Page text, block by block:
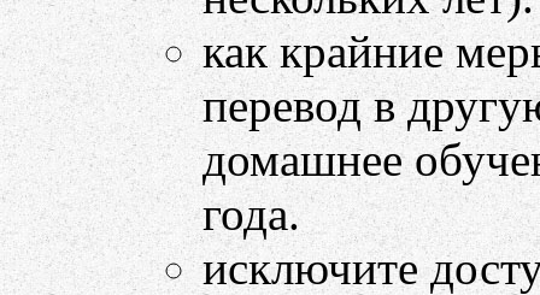
как крайние
перевод в
домашнее
года.
исключите